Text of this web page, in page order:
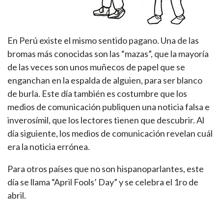
En Perú existe el mismo sentido pagano. Una de las
bromas más conocidas son las “mazas”, que la mayoría
de las veces son unos muñecos de papel que se
enganchan en la espalda de alguien, para ser blanco
de burla. Este día también es costumbre que los
medios de comunicación publiquen una noticia falsa e
inverosímil, que los lectores tienen que descubrir. Al
día siguiente, los medios de comunicación revelan cuál
era la noticia errónea.
Para otros países que no son hispanoparlantes, este
día se llama “April Fools’ Day” y se celebra el 1ro de
abril.